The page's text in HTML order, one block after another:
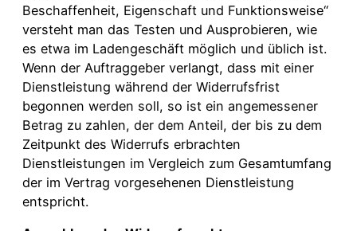
Beschaffenheit, Eigenschaft und Funktionsweise“
versteht man das Testen und Ausprobieren, wie
es etwa im Ladengeschäft möglich und üblich ist.
Wenn der Auftraggeber verlangt, dass mit einer
Dienstleistung während der Widerrufsfrist
begonnen werden soll, so ist ein angemessener
Betrag zu zahlen, der dem Anteil, der bis zu dem
Zeitpunkt des Widerrufs erbrachten
Dienstleistungen im Vergleich zum Gesamtumfang
der im Vertrag vorgesehenen Dienstleistung
entspricht.